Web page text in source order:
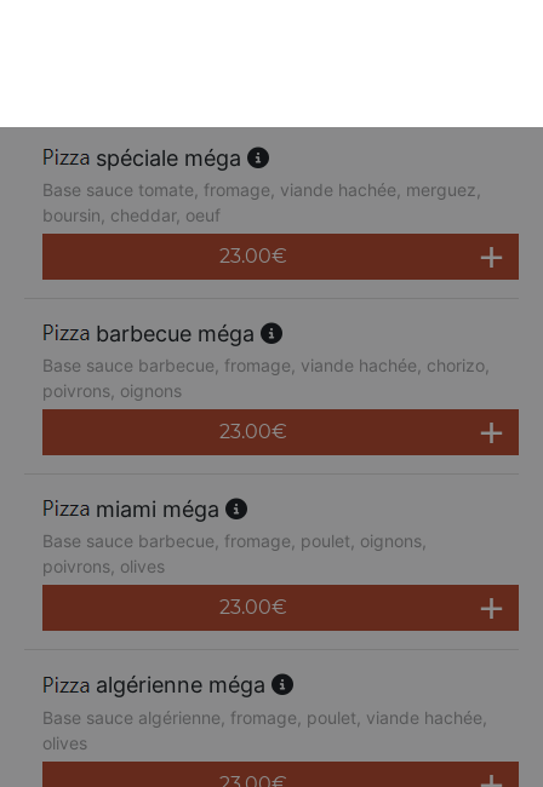
spéciale méga
Base sauce tomate, fromage, viande hachée, merguez,
boursin, cheddar, oeuf
23.00€
barbecue méga
Base sauce barbecue, fromage, viande hachée, chorizo,
poivrons, oignons
23.00€
miami méga
Base sauce barbecue, fromage, poulet, oignons,
poivrons, olives
23.00€
algérienne méga
Base sauce algérienne, fromage, poulet, viande hachée,
olives